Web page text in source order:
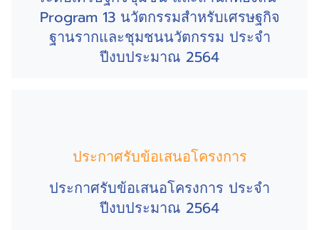
Program 13 นวัตกรรมสำหรับเศรษฐกิจ
ฐานรากและชุมชนนวัตกรรม ประจำ
ปีงบประมาณ 2564
ประกาศรับข้อเสนอโครงการ
ประกาศรับข้อเสนอโครงการ ประจำ
ปีงบประมาณ 2564